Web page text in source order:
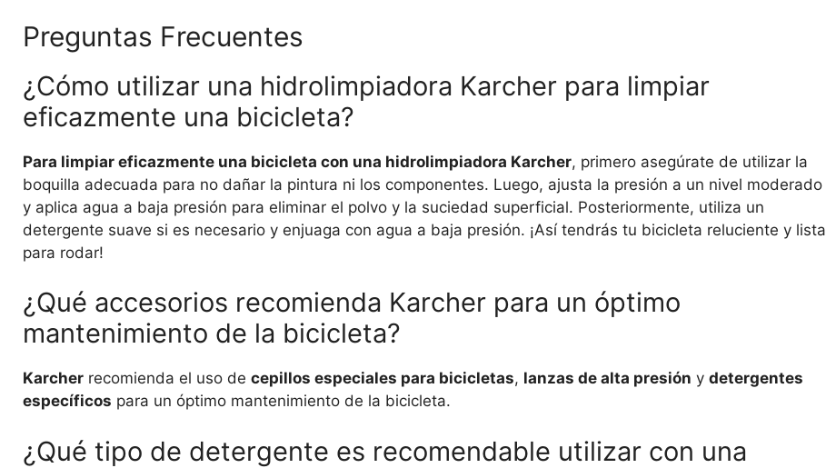
Preguntas Frecuentes
¿Cómo utilizar una hidrolimpiadora Karcher para limpiar
eficazmente una bicicleta?
Para limpiar eficazmente una bicicleta con una hidrolimpiadora Karcher, primero asegúrate de utilizar la
boquilla adecuada para no dañar la pintura ni los componentes. Luego, ajusta la presión a un nivel moderado
y aplica agua a baja presión para eliminar el polvo y la suciedad superficial. Posteriormente, utiliza un
detergente suave si es necesario y enjuaga con agua a baja presión. ¡Así tendrás tu bicicleta reluciente y lista
para rodar!
¿Qué accesorios recomienda Karcher para un óptimo
mantenimiento de la bicicleta?
Karcher recomienda el uso de cepillos especiales para bicicletas, lanzas de alta presión y detergentes
específicos para un óptimo mantenimiento de la bicicleta.
¿Qué tipo de detergente es recomendable utilizar con una